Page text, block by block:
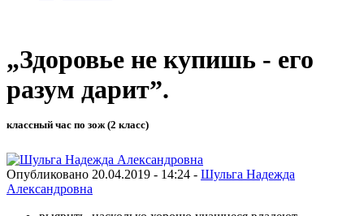
„Здоровье не купишь - его
разум дарит”.
классный час по зож (2 класс)
Опубликовано 20.04.2019 - 14:24 - Шульга Надежда
Александровна